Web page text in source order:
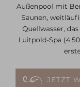
Außenpool mit
Saunen,
Quellwasser,
Luitpold-Spa
JETZT